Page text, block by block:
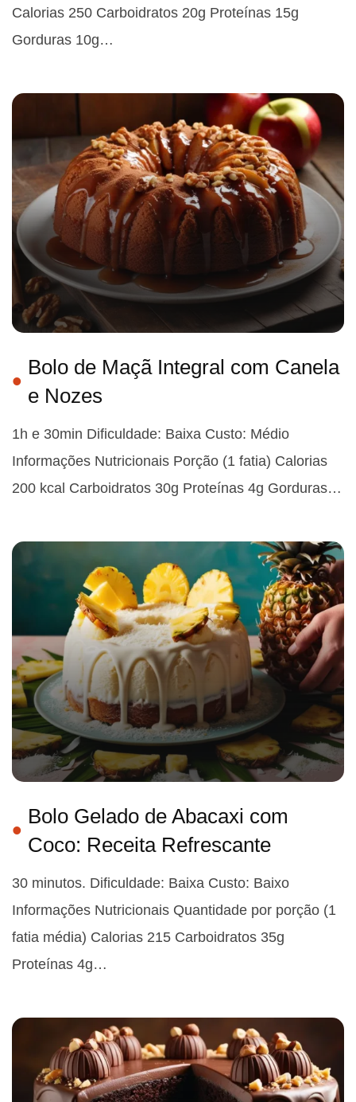
Calorias 250 Carboidratos 20g Proteínas 15g
Gorduras 10g…
Bolo de Maçã Integral com Canela
e Nozes
1h e 30min Dificuldade: Baixa Custo: Médio
Informações Nutricionais Porção (1 fatia) Calorias
200 kcal Carboidratos 30g Proteínas 4g Gorduras…
Bolo Gelado de Abacaxi com
Coco: Receita Refrescante
30 minutos. Dificuldade: Baixa Custo: Baixo
Informações Nutricionais Quantidade por porção (1
fatia média) Calorias 215 Carboidratos 35g
Proteínas 4g…